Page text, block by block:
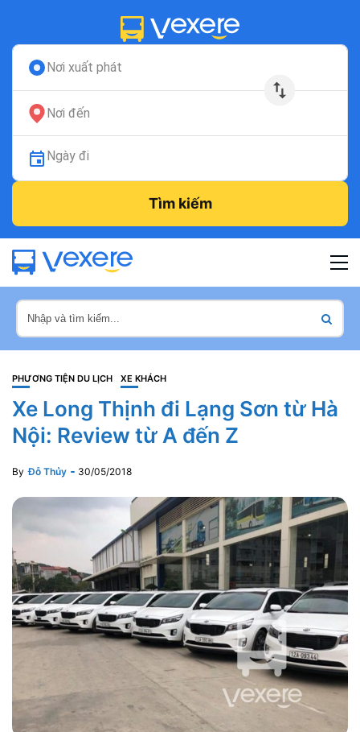
Nơi xuất phát
Nơi đến
Ngày đi
Tìm kiếm
PHƯƠNG TIỆN DU LỊCH XE KHÁCH
Xe Long Thịnh đi Lạng Sơn từ Hà
Nội: Review từ A đến Z
By Đỗ Thủy 30/05/2018